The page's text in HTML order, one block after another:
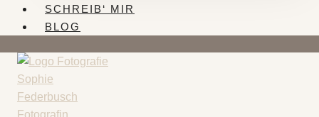
SCHREIB‘ MIR
BLOG